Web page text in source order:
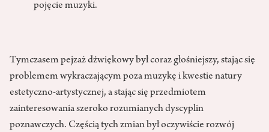
pojęcie muzyki.
Tymczasem pejzaż dźwiękowy był coraz głośniejszy, stając się
problemem wykraczającym poza muzykę i kwestie natury
estetyczno-artystycznej, a stając się przedmiotem
zainteresowania szeroko rozumianych dyscyplin
poznawczych. Częścią tych zmian był oczywiście rozwój